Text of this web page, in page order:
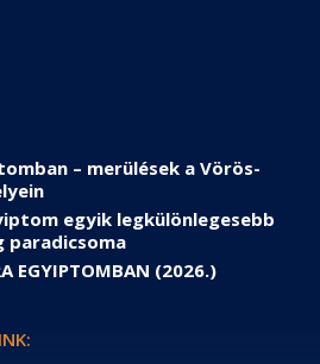
– merülések a Vörös-
egyik legkülönlegesebb
paradicsoma
EGYIPTOMBAN (2026.)